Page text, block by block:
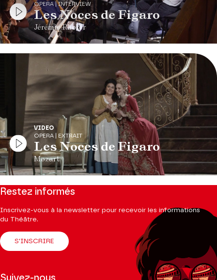
OPERA | INTERVIEW
Les Noces de Figaro
Jérémie Rhorer
VIDEO
OPERA | EXTRAIT
Les Noces de Figaro
Mozart
Restez informés
Inscrivez-vous à la newsletter pour recevoir les informations
du Théâtre.
S'INSCRIRE
Suivez-nous